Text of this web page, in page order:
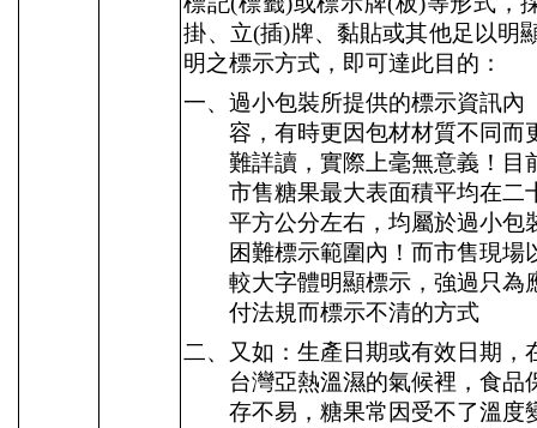
掛、立(插)牌、黏貼或其他足以明
明之標示方式，即可達此目的：
一、過小包裝所提供的標示資訊內
容，有時更因包材材質不同而
難詳讀，實際上毫無意義！目
市售糖果最大表面積平均在二
平方公分左右，均屬於過小包
困難標示範圍內！而市售現場
較大字體明顯標示，強過只為
付法規而標示不清的方式
二、又如：生產日期或有效日期，
台灣亞熱溫濕的氣候裡，食品
存不易，糖果常因受不了溫度